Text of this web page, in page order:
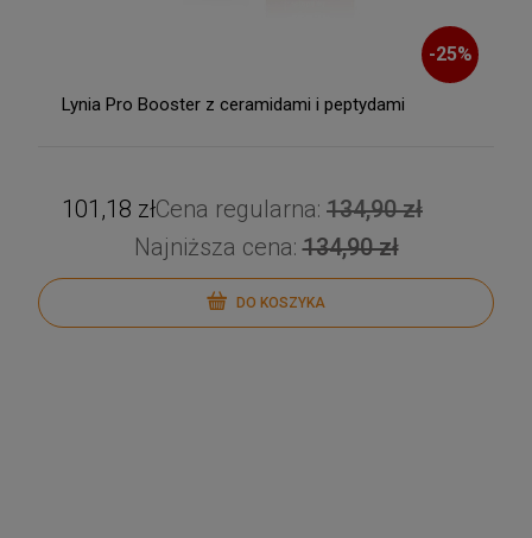
-25%
Lynia Pro Booster z ceramidami i peptydami
101,18 złCena regularna: 134,90 zł
Najniższa cena:134,90 zł
DO KOSZYKA